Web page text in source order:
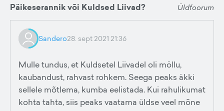
Päikeserannik või Kuldsed Liivad? Üldfoorum
Sandero28. sept 2021 21:36
Mulle tundus, et Kuldsetel Liivadel oli möllu,
kaubandust, rahvast rohkem. Seega peaks äkki
sellele mõtlema, kumba eelistada. Kui rahulikumat
kohta tahta, siis peaks vaatama üldse veel mõne